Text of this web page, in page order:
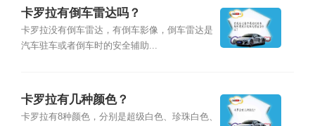
卡罗拉有倒车雷达吗？
卡罗拉没有倒车雷达，有倒车影像，倒车雷达是
汽车驻车或者倒车时的安全辅助...
卡罗拉有几种颜色？
卡罗拉有8种颜色，分别是超级白色、珍珠白色、